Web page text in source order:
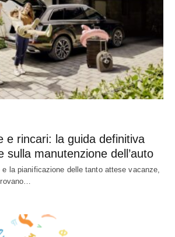
e rincari: la guida definitiva
sulla manutenzione dell’auto
e la pianificazione delle tanto attese vacanze,